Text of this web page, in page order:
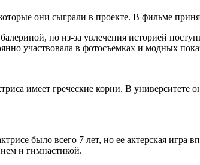
они сыграли в проекте. В фильме
но из-за увлечения историей
участвовала в фотосъемках и модных
имеет греческие корни. В университете
было всего 7 лет, но ее актерская игра
и гимнастикой.